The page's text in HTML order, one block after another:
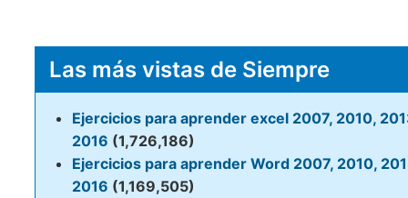
Las más vistas de Siempre
Ejercicios para aprender excel 2007, 2010,
2016 (1,726,186)
Ejercicios para aprender Word 2007, 2010,
2016 (1,169,505)